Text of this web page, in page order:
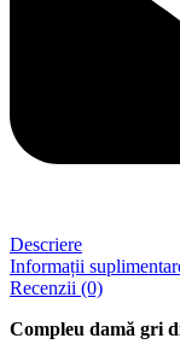
Descriere
Informații
Recenzii (0)
Compleu damă gri